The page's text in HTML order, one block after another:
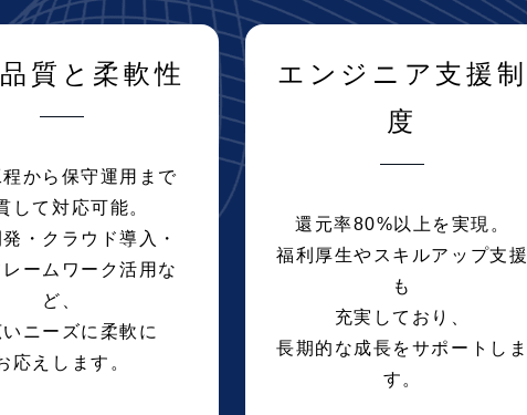
質と柔軟性
程から保守運用まで
して対応可能。
・クラウド導入・
ームワーク活用な
ど、
ニーズに柔軟に
応えします。
エンジニア支援制
度
還元率80%以上を実現。
福利厚生やスキルアップ支援
も
充実しており、
長期的な成長をサポートしま
す。